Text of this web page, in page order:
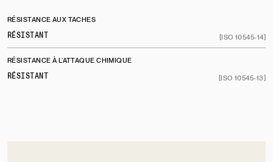
RÉSISTANCE AUX TACHES
RÉSISTANT
[ISO 10545-14]
RÉSISTANCE À L’ATTAQUE CHIMIQUE
RÉSISTANT
[ISO 10545-13]